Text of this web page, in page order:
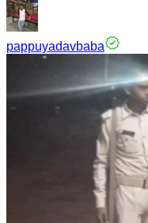
pappuyadavbaba